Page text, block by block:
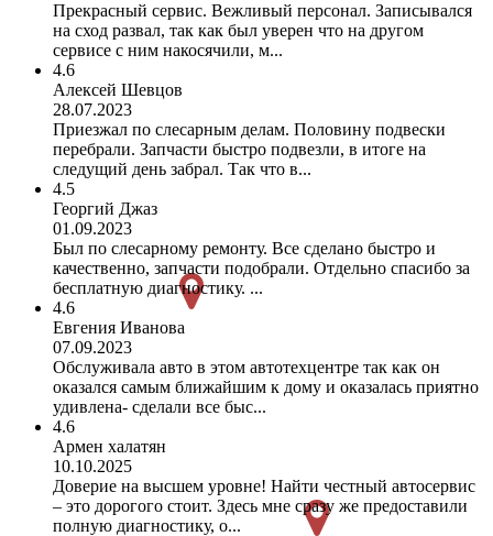
Прекрасный сервис. Вежливый персонал. Записывался
на сход развал, так как был уверен что на другом
сервисе с ним накосячили, м...
4.6
Алексей Шевцов
28.07.2023
Приезжал по слесарным делам. Половину подвески
перебрали. Запчасти быстро подвезли, в итоге на
следущий день забрал. Так что в...
4.5
Георгий Джаз
01.09.2023
Был по слесарному ремонту. Все сделано быстро и
качественно, запчасти подобрали. Отдельно спасибо за
бесплатную диагностику. ...
4.6
Евгения Иванова
07.09.2023
Обслуживала авто в этом автотехцентре так как он
оказался самым ближайшим к дому и оказалась приятно
удивлена- сделали все быс...
4.6
Армен халатян
10.10.2025
Доверие на высшем уровне! Найти честный автосервис
– это дорогого стоит. Здесь мне сразу же предоставили
полную диагностику, о...